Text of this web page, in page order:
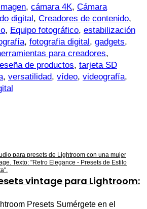
, cámara 4K, Cámara
digital, Creadores de contenido,
, Equipo fotográfico, estabilización
, fotografia digital, gadgets,
para creadores,
de productos, tarjeta SD
, versatilidad, vídeo, videografía,
vintage para Lightroom:
Presets Sumérgete en el